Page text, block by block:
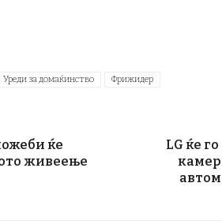
Уреди за домаќинство Фрижидер
ќе
живеење
LG ќе